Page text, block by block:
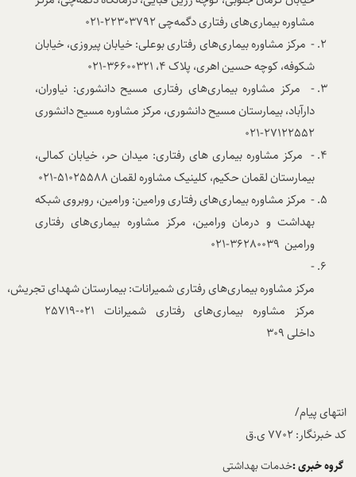
مشاوره بیماری‌های رفتاری دگمه‌چی 22303792-021
- مرکز مشاوره بیماری‌های رفتاری بوعلی: خیابان پیروزی، خیابان
شکوفه، کوچه حسین اهری، پلاک 4، 36600321-021
- مرکز مشاوره بیماری‌های رفتاری مسیح دانشوری: نیاوران،
دارآباد، بیمارستان مسیح دانشوری، مرکز مشاوره مسیح دانشوری
27122552-021
- مرکز مشاوره بیماری های رفتاری: میدان حر، خیابان کمالی،
بیمارستان لقمان حکیم، کلینیک مشاوره لقمان 51025588-021
- مرکز مشاوره بیماری‌های رفتاری ورامین: ورامین، روبروی شبکه
بهداشت و درمان ورامین، مرکز مشاوره بیماری‌های رفتاری
ورامین 36280039-021
-
مرکز مشاوره بیماری‌های رفتاری شمیرانات: بیمارستان شهدای تجریش،
داخلی ۳۰۹
انتهای پیام/
کد خبرنگار: 7702 ی.ق
گروه خبری :خدمات بهداشتی